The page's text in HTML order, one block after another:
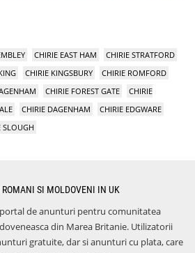
CHIRIE EAST HAM
CHIRIE STRATFORD
CHIRIE KINGSBURY
CHIRIE ROMFORD
CHIRIE FOREST GATE
CHIRIE
CHIRIE DAGENHAM
CHIRIE EDGWARE
SLOUGH
SI MOLDOVENI IN UK
de anunturi pentru comunitatea
din Marea Britanie. Utilizatorii
gratuite, dar si anunturi cu plata, care